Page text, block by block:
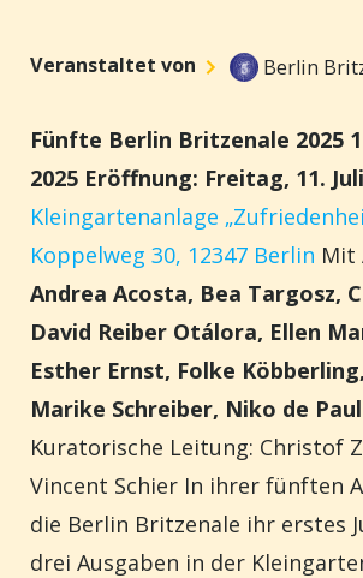
Veranstaltet von Berlin
Fünfte Berlin Britzenale 2025
2025 Eröffnung: Freitag, 11.
Kleingartenanlage
Koppelweg 30, 12347 Berlin Mit
Andrea Acosta, Bea Targosz,
David Reiber Otálora, Ellen
Esther Ernst, Folke
Marike Schreiber, Niko de
Kuratorische Leitung: Christof
Vincent Schier In ihrer fünften
die Berlin Britzenale ihr erstes
drei Ausgaben in der